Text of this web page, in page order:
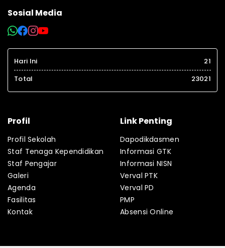
Sosial Media
Hari Ini
21
Total
23021
Profil
Profil Sekolah
Staf Tenaga Kependidikan
Staf Pengajar
Galeri
Agenda
Fasilitas
Kontak
Link Penting
Dapodikdasmen
Informasi GTK
Informasi NISN
Verval PTK
Verval PD
PMP
Absensi Online